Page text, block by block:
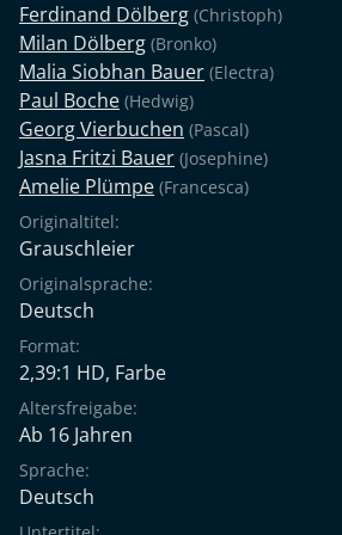
Geschichten-Einerlei!
Ferdinand Dölberg (Christoph)
Milan Dölberg (Bronko)
Malia Siobhan Bauer (Electra)
Paul Boche (Hedwig)
Georg Vierbuchen (Pascal)
Jasna Fritzi Bauer (Josephine)
Amelie Plümpe (Francesca)
Originaltitel:
Grauschleier
Originalsprache:
Deutsch
Format:
2,39:1 HD, Farbe
Altersfreigabe:
Ab 16 Jahren
Sprache:
Deutsch